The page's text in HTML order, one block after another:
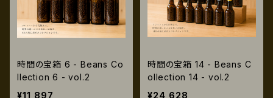
時間の宝箱 6 - Beans Co
llection 6 - vol.2
¥11,897
時間の宝箱 14 - Beans C
ollection 14 - vol.2
¥24,628